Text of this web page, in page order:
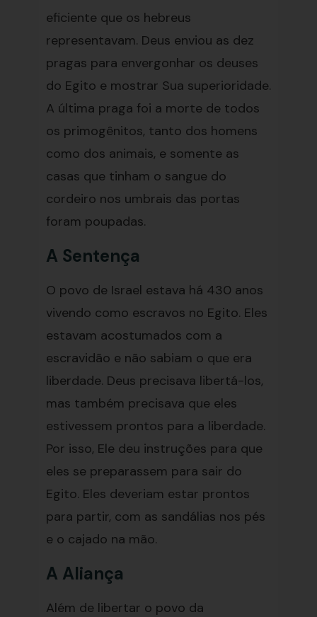
eficiente que os hebreus
representavam. Deus enviou as dez
pragas para envergonhar os deuses
do Egito e mostrar Sua superioridade.
A última praga foi a morte de todos
os primogênitos, tanto dos homens
como dos animais, e somente as
casas que tinham o sangue do
cordeiro nos umbrais das portas
foram poupadas.
A Sentença
O povo de Israel estava há 430 anos
vivendo como escravos no Egito. Eles
estavam acostumados com a
escravidão e não sabiam o que era
liberdade. Deus precisava libertá-los,
mas também precisava que eles
estivessem prontos para a liberdade.
Por isso, Ele deu instruções para que
eles se preparassem para sair do
Egito. Eles deveriam estar prontos
para partir, com as sandálias nos pés
e o cajado na mão.
A Aliança
Além de libertar o povo da